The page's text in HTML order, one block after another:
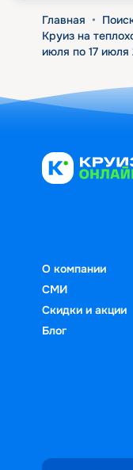
Главная •
Круиз на
июля по 17 июля
О компании
СМИ
Скидки и акции
Блог